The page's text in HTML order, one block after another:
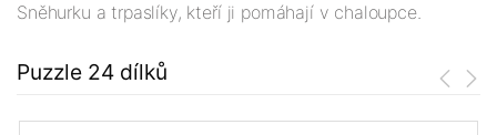
Sněhurku a trpaslíky, kteří ji pomáhají v chaloupce.
Puzzle 24 dílků